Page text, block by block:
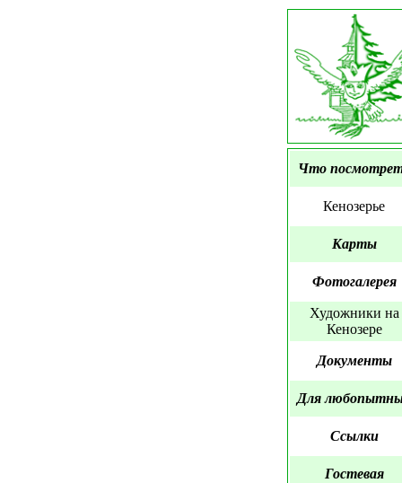
Что
Кенозерье
Карты
Фотогалерея
Художники на
Кенозере
Документы
Для
Ссылки
Гостевая